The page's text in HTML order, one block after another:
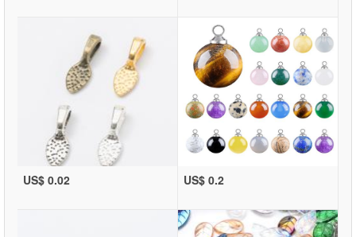
US$ 0.02 US$ 0.2